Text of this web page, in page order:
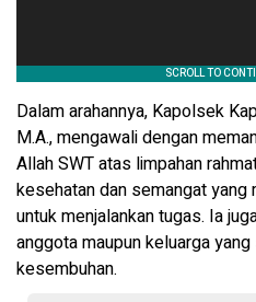
Dalam arahannya, Kapolsek
M.A., mengawali dengan
Allah SWT atas limpahan
kesehatan dan semangat
untuk menjalankan tugas. Ia
anggota maupun keluarga
kesembuhan.